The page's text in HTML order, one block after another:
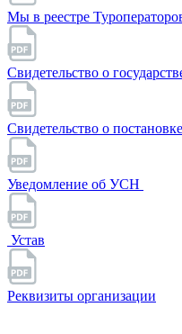
Мы в реестре
Свидетельство о
Свидетельство о
Уведомление об УСН
Устав
Реквизиты организации